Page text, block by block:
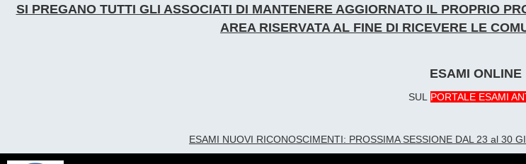
SI PREGANO TUTTI GLI ASSOCIATI DI MANTENERE AGGIORNATO IL PROPRIO
AREA RISERVATA AL FINE DI RICEVERE LE
ESAMI ONLINE
SUL PORTALE ESAMI
ESAMI NUOVI RICONOSCIMENTI: PROSSIMA SESSIONE DAL 23 al 30